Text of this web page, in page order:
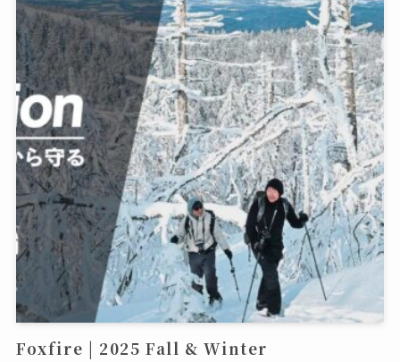
Foxfire | 2025 Fall & Winter